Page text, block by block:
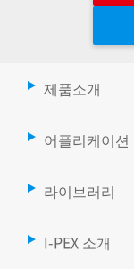
제품소개
어플리케이션
라이브러리
I-PEX 소개